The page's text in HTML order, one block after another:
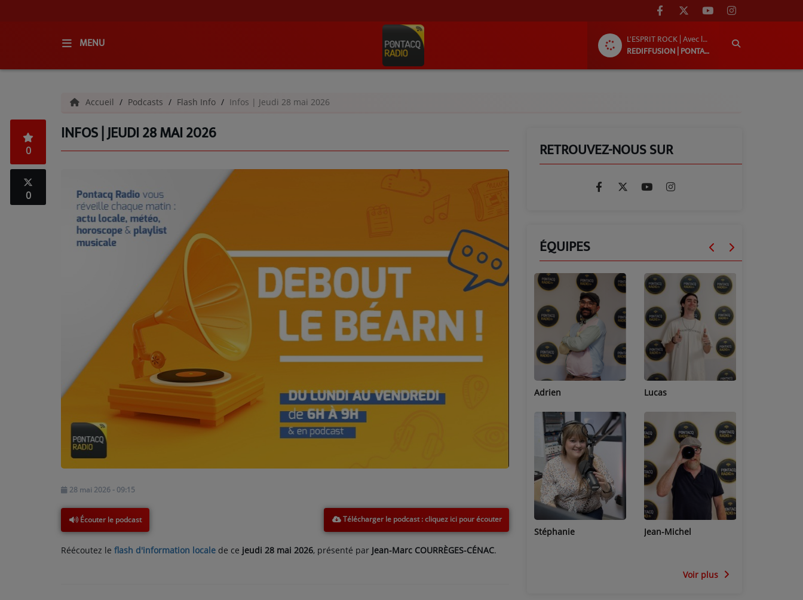
MENU
L'ESPRIT ROCK | Avec le groupe « Ni!L »
REDIFFUSION | PONTACQ RADIO
QUI SOMMES-NOUS ?
GRILLE DES PROGRAMMES
C'ÉTAIT QUOI CE TITRE ?
VOS ÉMISSIONS EN IMAGES
ANNONCEURS & ESPACE PRO
VOTRE PUBLICITÉ SUR PONTACQ RADIO
LOCATION DE STUDIOS
ÉDUCATION AUX MÉDIAS ET À
L'INFORMATION
EN QUOI ÇA CONSISTE ?
ÉCOUTEZ LES PRODUCTIONS
Accueil Podcasts Flash Info Infos | Jeudi 28 mai 2026
INFOS | JEUDI 28 MAI 2026
0
0
28 mai 2026 - 09:15
Écouter le podcast Télécharger le podcast
Réécoutez le flash d'information locale de ce jeudi 28 mai 2026, présenté par Jean-Marc COURRÈGES-CÉNAC.
RETROUVEZ-NOUS SUR
ÉQUIPES
Marion
Émilie
Adrien
Stéphanie
Lucas
Jean-Michel
Voir plus